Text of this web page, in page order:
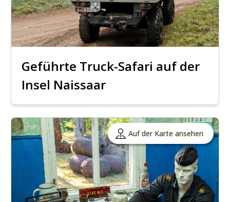
Geführte Truck-Safari auf der
Insel Naissaar
Auf der Karte ansehen